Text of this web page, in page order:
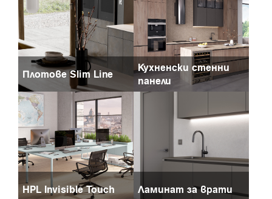
Плотове Slim Line
Кухненски стенни
панели
HPL Invisible Touch Ламинат за врати